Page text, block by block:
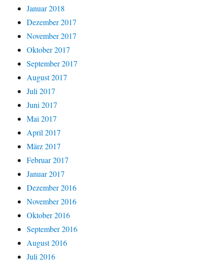
Januar 2018
Dezember 2017
November 2017
Oktober 2017
September 2017
August 2017
Juli 2017
Juni 2017
Mai 2017
April 2017
März 2017
Februar 2017
Januar 2017
Dezember 2016
November 2016
Oktober 2016
September 2016
August 2016
Juli 2016